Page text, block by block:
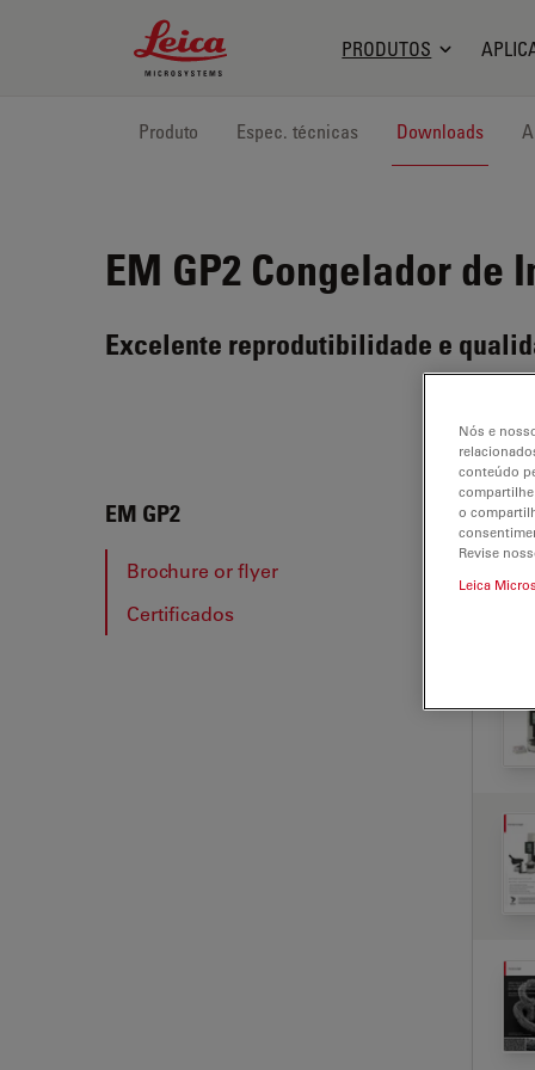
Leica Microsystems Logo
PRODUTOS
Produto Espec. técnicas Downloads
EM GP2 Congelador de
Excelente reprodutibilidade e
EM GP2
Brochure or flyer
Certificados
EM
Nós e
conteúdo
o
Revise
Leica